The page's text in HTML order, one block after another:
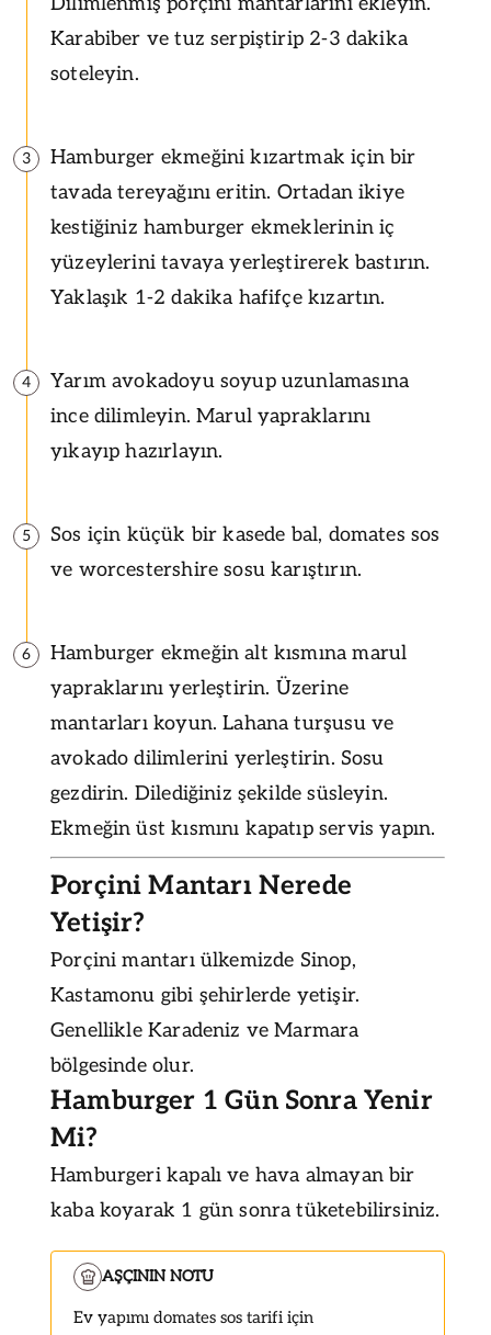
Karabiber ve tuz serpiştirip 2-3 dakika
soteleyin.
3
Hamburger ekmeğini kızartmak için bir
tavada tereyağını eritin. Ortadan ikiye
kestiğiniz hamburger ekmeklerinin iç
yüzeylerini tavaya yerleştirerek bastırın.
Yaklaşık 1-2 dakika hafifçe kızartın.
4
Yarım avokadoyu soyup uzunlamasına
ince dilimleyin. Marul yapraklarını
yıkayıp hazırlayın.
5
Sos için küçük bir kasede bal, domates sos
ve worcestershire sosu karıştırın.
6
Hamburger ekmeğin alt kısmına marul
yapraklarını yerleştirin. Üzerine
mantarları koyun. Lahana turşusu ve
avokado dilimlerini yerleştirin. Sosu
gezdirin. Dilediğiniz şekilde süsleyin.
Ekmeğin üst kısmını kapatıp servis yapın.
Porçini Mantarı Nerede
Yetişir?
Porçini mantarı ülkemizde Sinop,
Kastamonu gibi şehirlerde yetişir.
Genellikle Karadeniz ve Marmara
bölgesinde olur.
Hamburger 1 Gün Sonra Yenir
Mi?
Hamburgeri kapalı ve hava almayan bir
kaba koyarak 1 gün sonra tüketebilirsiniz.
AŞÇININ NOTU
Ev yapımı domates sos tarifi için